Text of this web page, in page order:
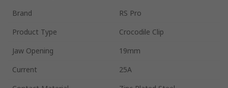
Brand
RS Pro
Product Type
Crocodile Clip
Jaw Opening
19mm
Current
25A